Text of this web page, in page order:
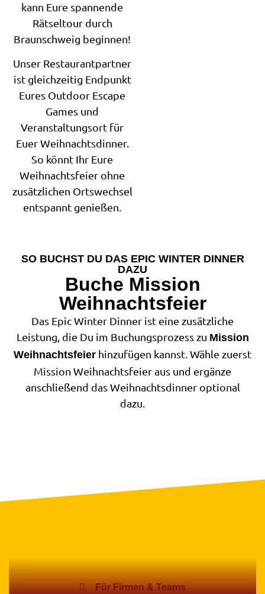
kann Eure spannende
Rätseltour durch
Braunschweig beginnen!
Unser Restaurantpartner
ist gleichzeitig Endpunkt
Eures Outdoor Escape
Games und
Veranstaltungsort für
Euer Weihnachtsdinner.
So könnt Ihr Eure
Weihnachtsfeier ohne
zusätzlichen Ortswechsel
entspannt genießen.
SO BUCHST DU DAS EPIC WINTER DINNER
DAZU
Buche Mission
Weihnachtsfeier
Das Epic Winter Dinner ist eine zusätzliche
Leistung, die Du im Buchungsprozess zu Mission
Weihnachtsfeier hinzufügen kannst. Wähle zuerst
Mission Weihnachtsfeier aus und ergänze
anschließend das Weihnachtsdinner optional
dazu.
Für Firmen & Teams